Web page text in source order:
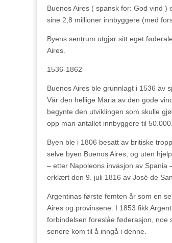
Buenos Aires ( spansk for: God vind
sine 2,8 millioner innbyggere (med
Byens sentrum utgjør sitt eget
Aires.
1536-1862
Buenos Aires ble grunnlagt i 1536 av
Vår den hellige Maria av den gode
begynte den utviklingen som skulle
opp man antallet innbyggere til
Byen ble i 1806 besatt av britiske
selve byen Buenos Aires, og uten
– etter Napoleons invasjon av Spania
erklært den 9. juli 1816 av José de
Argentinas første femten år som en
Aires og provinsene. I 1853 fikk
forbindelsen foreslåe føderasjon, noe
senere kom til å inngå i denne.